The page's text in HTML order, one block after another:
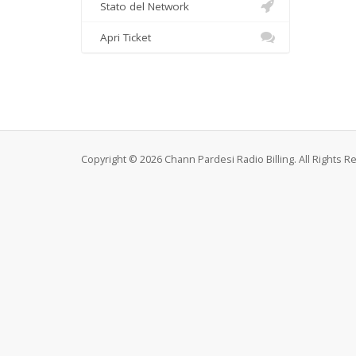
Stato del Network
Apri Ticket
Copyright © 2026 Chann Pardesi Radio Billing. All Rights